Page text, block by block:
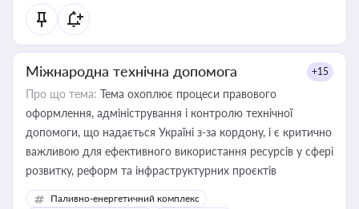
Міжнародна технічна допомога +15
Про що тема: Тема охоплює процеси правового
оформлення, адміністрування і контролю технічної
допомоги, що надається Україні з-за кордону, і є критично
важливою для ефективного використання ресурсів у сфері
розвитку, реформ та інфраструктурних проєктів
Паливно-енергетичний комплекс